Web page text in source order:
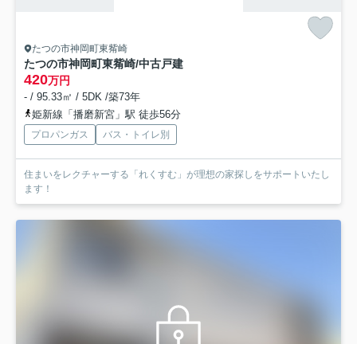
たつの市神岡町東觜崎
たつの市神岡町東觜崎/中古戸建
420万円
- / 95.33㎡ / 5DK /築73年
姫新線「播磨新宮」駅 徒歩56分
プロパンガス バス・トイレ別
住まいをレクチャーする「れくすむ」が理想の家探しをサポートいたし
ます！